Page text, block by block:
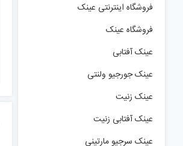
فروشگاه اینترنتی عینک
فروشگاه عینک
عینک آفتابی
عینک جورجیو ولنتی
عینک زنیت
عینک آفتابی زنیت
عینک سرجیو مارتینی